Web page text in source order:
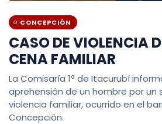
CONCEPCIÓN
CASO DE VIOLENCIA
CENA FAMILIAR
La Comisaría 1ª de Itacurubí
aprehensión de un hombre por un
violencia familiar, ocurrido en el
Concepción.